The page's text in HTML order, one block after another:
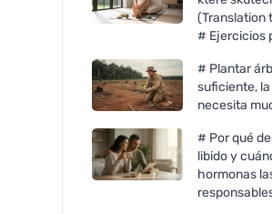
Chimpanzee Gel energético
Piña - Chocolate 35g
(Translation
# Ejercicios
# Plantar
suficiente,
necesita
# Por qué
libido y
hormonas